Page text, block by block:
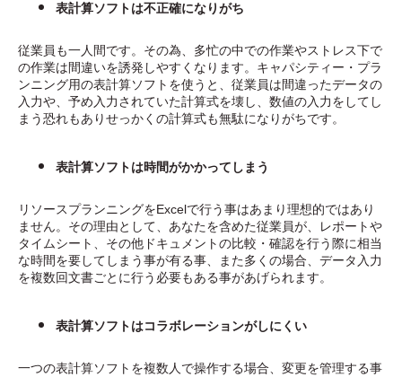
表計算ソフトは不正確になりがち
従業員も一人間です。その為、多忙の中での作業やストレス下で
の作業は間違いを誘発しやすくなります。キャパシティー・プラ
ンニング用の表計算ソフトを使うと、従業員は間違ったデータの
入力や、予め入力されていた計算式を壊し、数値の入力をしてし
まう恐れもありせっかくの計算式も無駄になりがちです。
表計算ソフトは時間がかかってしまう
リソースプランニングをExcelで行う事はあまり理想的ではあり
ません。その理由として、あなたを含めた従業員が、レポートや
タイムシート、その他ドキュメントの比較・確認を行う際に相当
な時間を要してしまう事が有る事、また多くの場合、データ入力
を複数回文書ごとに行う必要もある事があげられます。
表計算ソフトはコラボレーションがしにくい
一つの表計算ソフトを複数人で操作する場合、変更を管理する事